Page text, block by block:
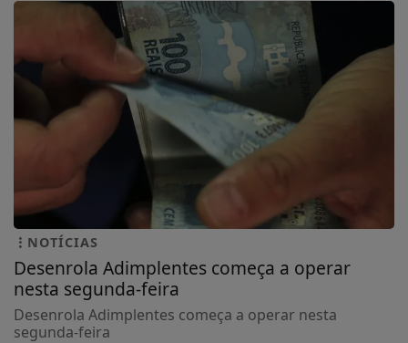
NOTÍCIAS
Desenrola Adimplentes começa a operar
nesta segunda-feira
Desenrola Adimplentes começa a operar nesta
segunda-feira